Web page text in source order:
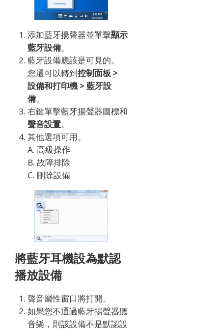
添加藍牙揚聲器並單擊顯示
藍牙設備。
藍牙設備應該是可見的。
您還可以轉到控制面板 >
設備和打印機 > 藍牙設
備。
右鍵單擊藍牙揚聲器圖標和
聲音設置。
其他選項可用。
A. 高級操作
B. 故障排除
C. 刪除設備
將藍牙耳機設為默認
播放設備
聲音屬性窗口將打開。
如果您不通過藍牙揚聲器聽
音樂，則該設備不是默認設